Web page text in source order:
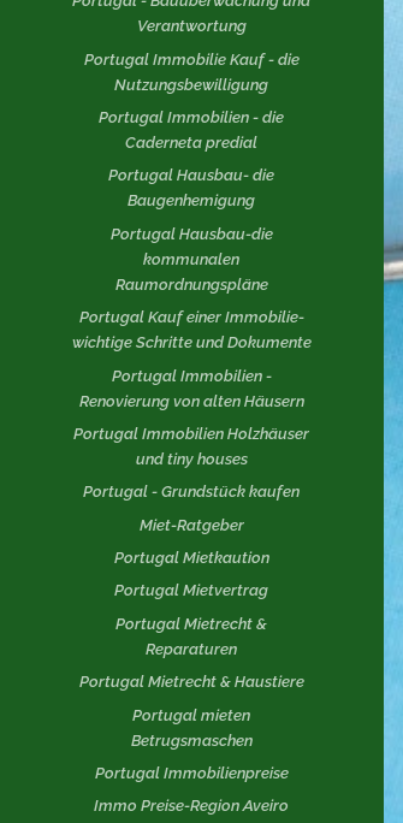
Verantwortung
Portugal Immobilie Kauf - die
Nutzungsbewilligung
Portugal Immobilien - die
Caderneta predial
Portugal Hausbau- die
Baugenhemigung
Portugal Hausbau-die
kommunalen
Raumordnungspläne
Portugal Kauf einer Immobilie-
wichtige Schritte und Dokumente
Portugal Immobilien -
Renovierung von alten Häusern
Portugal Immobilien Holzhäuser
und tiny houses
Portugal - Grundstück kaufen
Miet-Ratgeber
Portugal Mietkaution
Portugal Mietvertrag
Portugal Mietrecht &
Reparaturen
Portugal Mietrecht & Haustiere
Portugal mieten
Betrugsmaschen
Portugal Immobilienpreise
Immo Preise-Region Aveiro